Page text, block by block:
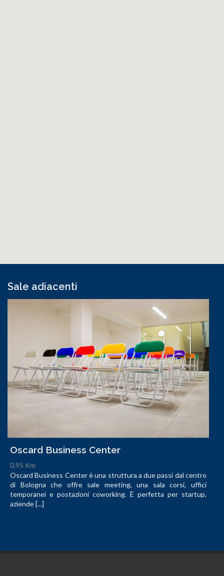
Sale adiacenti
Oscard Business Center
0,95 Km
Oscard Business Center è una struttura a due passi dal centro
di Bologna che offre sale meeting, una sala corsi, uffici
temporanei e postazioni coworking. È perfetta per startup,
aziende [...]